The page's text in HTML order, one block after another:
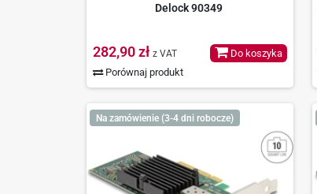
Delock 90349
282,90 zł z VAT
Porównaj produkt
Do koszyka
Na zamówienie (3-4 dni robocze)